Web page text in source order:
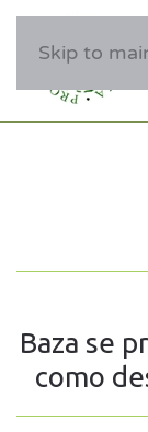
Skip to
Baza se
como